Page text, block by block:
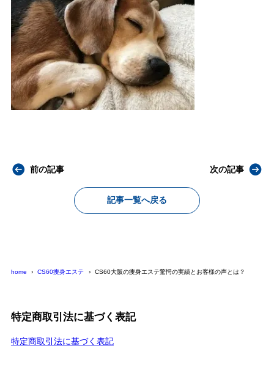
前の記事
記事一覧へ戻る
次の記事
home CS60痩身エステ CS60大阪の痩身エステ驚愕の実績とお客様の声とは？
特定商取引法に基づく表記
特定商取引法に基づく表記